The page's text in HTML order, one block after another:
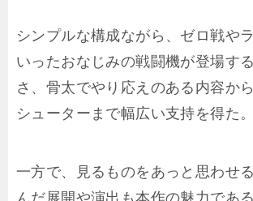
シンプルな構成ながら、ゼロ戦や
いったおなじみの戦闘機が登場す
さ、骨太でやり応えのある内容か
シューターまで幅広い支持を得た。
一方で、見るものをあっと思わせ